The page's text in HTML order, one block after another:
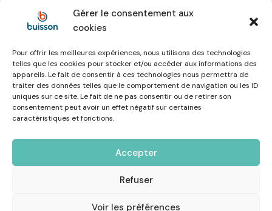
Gérer le consentement aux
cookies
Pour offrir les meilleures expériences, nous utilisons des technologies
telles que les cookies pour stocker et/ou accéder aux informations des
appareils. Le fait de consentir à ces technologies nous permettra de
traiter des données telles que le comportement de navigation ou les ID
uniques sur ce site. Le fait de ne pas consentir ou de retirer son
consentement peut avoir un effet négatif sur certaines
caractéristiques et fonctions.
Accepter
Refuser
Voir les préférences
Contact
Nous écrire
Prendre rendez-vous
Simulateur en ligne